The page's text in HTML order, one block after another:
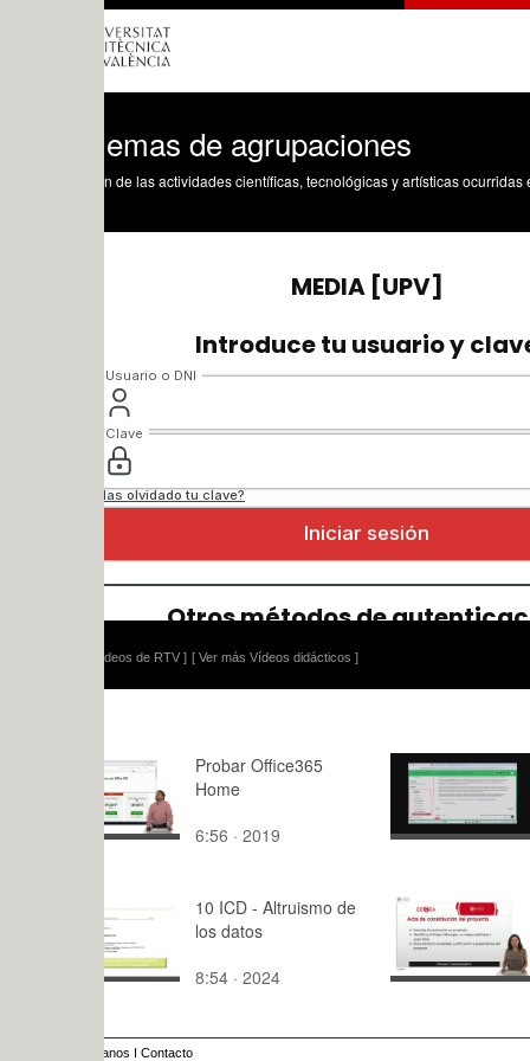
de agrupaciones
de las actividades científicas, tecnológicas y artísticas ocurridas en los tres
[ Ver más Vídeos didácticos ]
Probar Office365
Home
6:56 · 2019
08
9:03 · 2026
10 ICD - Altruismo de
los datos
8:54 · 2024
del
5:41 · 2019